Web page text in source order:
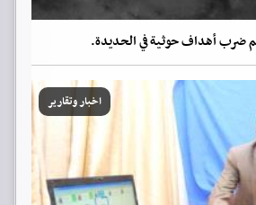
ضرب أهداف حوثية في الحديدة.
اخبار وتقارير